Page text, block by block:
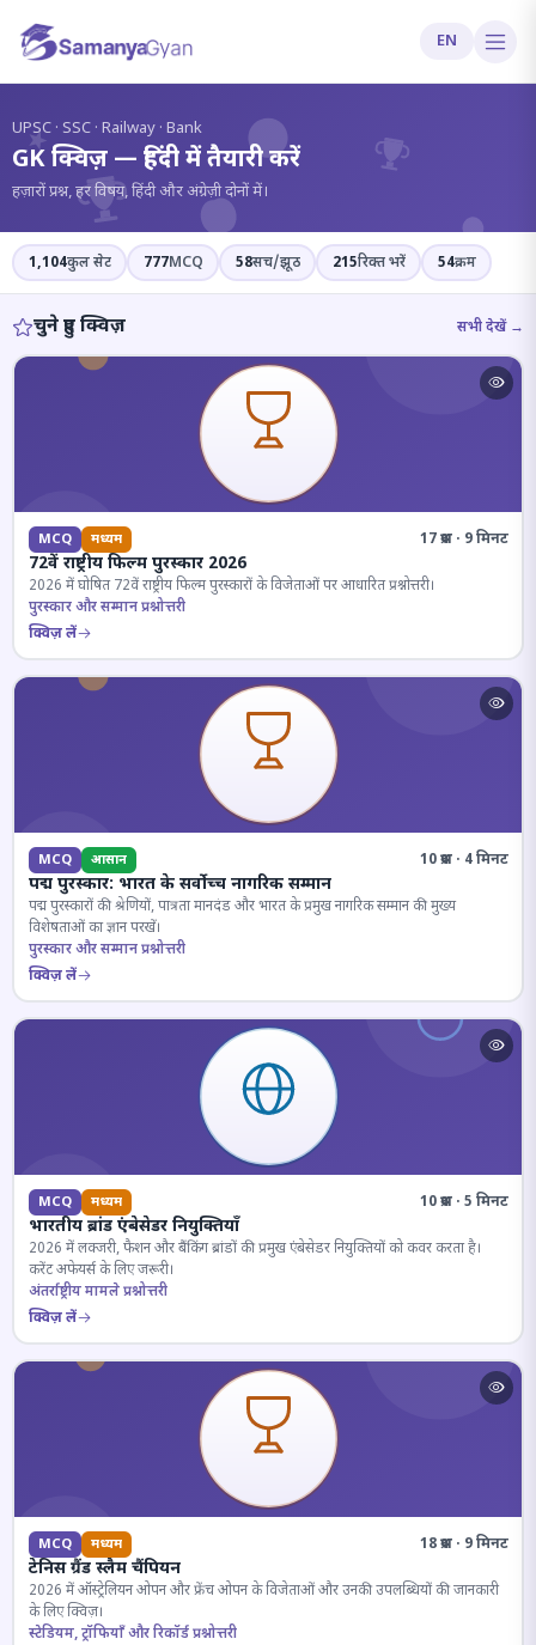
EN
?
UPSC · SSC · Railway · Bank
GK क्विज़ — हिंदी में तैयारी करें
हज़ारों प्रश्न, हर विषय, हिंदी और अंग्रेज़ी दोनों में।
1,104कुल सेट 777MCQ 58सच/झूठ 215रिक्त भरें 54क्रम
चुने हुए क्विज़ सभी देखें →
MCQ मध्यम 17 प्रश्न · 9 मिनट
72वें राष्ट्रीय फिल्म पुरस्कार 2026
2026 में घोषित 72वें राष्ट्रीय फिल्म पुरस्कारों के विजेताओं पर आधारित प्रश्नोत्तरी।
पुरस्कार और सम्मान प्रश्नोत्तरी
क्विज़ लें
MCQ आसान 10 प्रश्न · 4 मिनट
पद्म पुरस्कार: भारत के सर्वोच्च नागरिक सम्मान
पद्म पुरस्कारों की श्रेणियों, पात्रता मानदंड और भारत के प्रमुख नागरिक सम्मान की मुख्य
विशेषताओं का ज्ञान परखें।
पुरस्कार और सम्मान प्रश्नोत्तरी
क्विज़ लें
MCQ मध्यम 10 प्रश्न · 5 मिनट
भारतीय ब्रांड एंबेसेडर नियुक्तियाँ
2026 में लक्जरी, फैशन और बैंकिंग ब्रांडों की प्रमुख एंबेसेडर नियुक्तियों को कवर करता है।
करेंट अफेयर्स के लिए जरूरी।
अंतर्राष्ट्रीय मामले प्रश्नोत्तरी
क्विज़ लें
MCQ मध्यम 18 प्रश्न · 9 मिनट
टेनिस ग्रैंड स्लैम चैंपियन
2026 में ऑस्ट्रेलियन ओपन और फ्रेंच ओपन के विजेताओं और उनकी उपलब्धियों की जानकारी
के लिए क्विज़।
स्टेडियम, ट्रॉफियाँ और रिकॉर्ड प्रश्नोत्तरी